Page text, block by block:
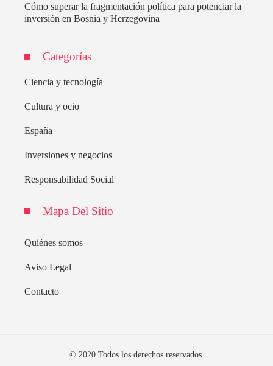
Cómo superar la fragmentación política para potenciar la
inversión en Bosnia y Herzegovina
Categorías
Ciencia y tecnología
Cultura y ocio
España
Inversiones y negocios
Responsabilidad Social
Mapa Del Sitio
Quiénes somos
Aviso Legal
Contacto
© 2020 Todos los derechos reservados.